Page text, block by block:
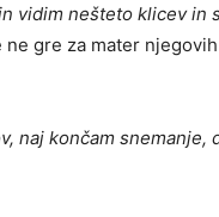
vidim nešteto klicev in
gre za mater njegovih
naj končam snemanje,